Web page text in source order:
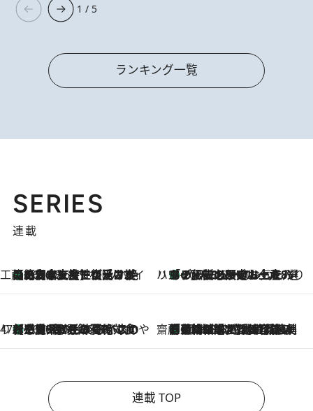
1 / 5
ランキング一覧
SERIES
連載
工藤まやのおもてなしハワイ
2026.8.6
【ハワイ土産】ローカルの絶大な支持で復活！ 絶品の幻クッキー《元ファンの日本人女性が受け継いだ名店》 ハワイ賢者 リサのお気に入りリスト2026.8.6
あの伝説の限定トートも！ リニューアルした「ディーン＆デルーカ ハワイ」で必須のお土産8選
47都道府県の手みやげ ひんやりスイーツで夏を満喫
2026.8.6
【三重県】この夏絶対食べたい 冷やしておいしいおやつ3選 お餅×アイスの新感覚スイーツ 齋藤 薫 美容脳ルネサンス
2026.8.6
「荷物が増えるほど旅ストレスは増す」美容ジャーナリストがたどり着いた最終結論。“化粧品を劇的に減らす”感動の凝縮美容とは
連載 TOP